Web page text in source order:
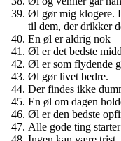
Øl gør mig klogere.
til dem, der drikker
En øl er aldrig nok
Øl er det bedste
Øl er som flydende
Øl gør livet bedre.
Der findes ikke
En øl om dagen
Øl er den bedste
Alle gode ting